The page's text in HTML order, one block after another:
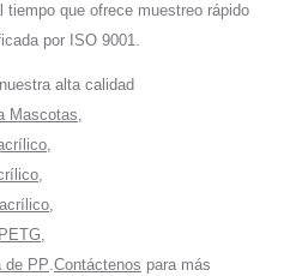
tiempo que ofrece muestreo rápido
por ISO 9001.
alta calidad
Mascotas,
,
,
,
,
de PP.Contáctenos para más